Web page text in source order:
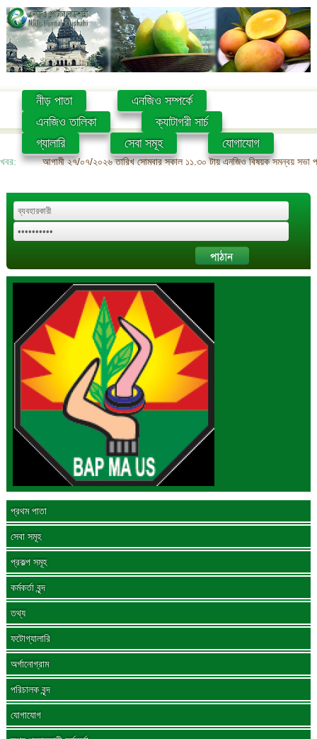
নীড় পাতা
এনজিও সম্পর্কে
এনজিও তালিকা
ক্যাটাগরী সার্চ
গ্যালারি
সেবা সমূহ যোগাযোগ
খবর: আগামী ২৭/০৭/২০২৬ তারিখ সোমবার সকাল ১১.৩০ টায় এনজিও বিষয়ক সমন্বয় সভা
প্রথম পাতা
সেবা সমূহ
প্রকল্প সমূহ
কর্মকর্তা বৃন্দ
তথ্য
ফটোগ্যালারি
অর্গানোগ্রাম
পরিচালক বৃন্দ
যোগাযোগ